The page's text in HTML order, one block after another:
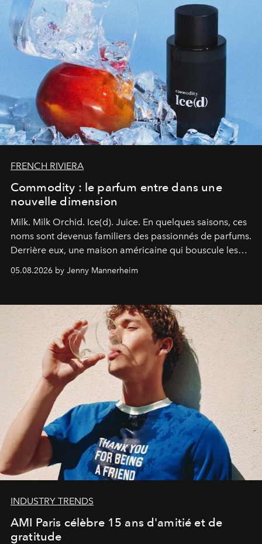
FRENCH RIVIERA
Commodity : le parfum entre dans une
nouvelle dimension
Milk. Milk Orchid. Ice(d). Juice. En quelques saisons, ces
noms sont devenus familiers des passionnés de parfums.
Derrière eux, une maison américaine qui bouscule les
codes de la parfumerie contemporaine en proposant
une approche aussi intuitive que personnelle :
05.08.2026 by Jenny Mannerheim
INDUSTRY TRENDS
AMI Paris célèbre 15 ans d'amitié et de
gratitude